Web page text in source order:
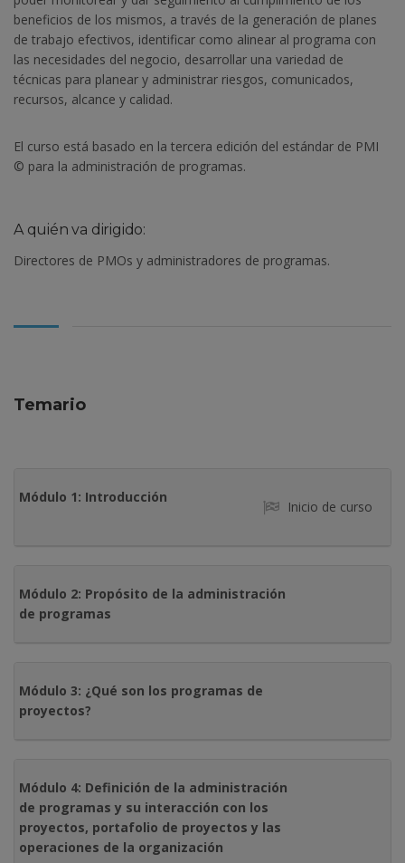
beneficios de los mismos, a través de la generación de planes
de trabajo efectivos, identificar como alinear al programa con
las necesidades del negocio, desarrollar una variedad de
técnicas para planear y administrar riesgos, comunicados,
recursos, alcance y calidad.
El curso está basado en la tercera edición del estándar de PMI
© para la administración de programas.
A quién va dirigido:
Directores de PMOs y administradores de programas.
Temario
Módulo 1: Introducción
Inicio de curso
Módulo 2: Propósito de la administración
de programas
Módulo 3: ¿Qué son los programas de
proyectos?
Módulo 4: Definición de la administración
de programas y su interacción con los
proyectos, portafolio de proyectos y las
operaciones de la organización